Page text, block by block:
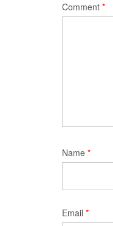
Comment *
Name *
Email *